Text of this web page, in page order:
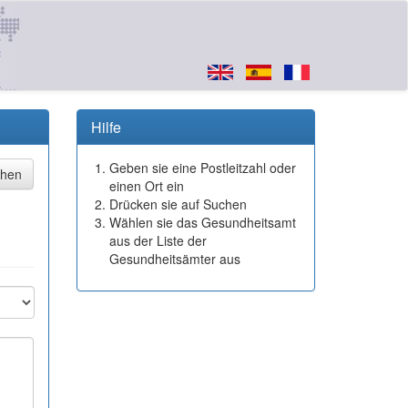
Hilfe
Geben sie eine Postleitzahl oder
einen Ort ein
Drücken sie auf Suchen
Wählen sie das Gesundheitsamt
aus der Liste der
Gesundheitsämter aus